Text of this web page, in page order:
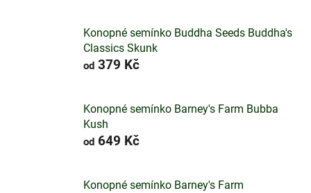
Konopné semínko Buddha Seeds Buddha's
Classics Skunk
od 379 Kč
Konopné semínko Barney's Farm Bubba
Kush
od 649 Kč
Konopné semínko Barney's Farm